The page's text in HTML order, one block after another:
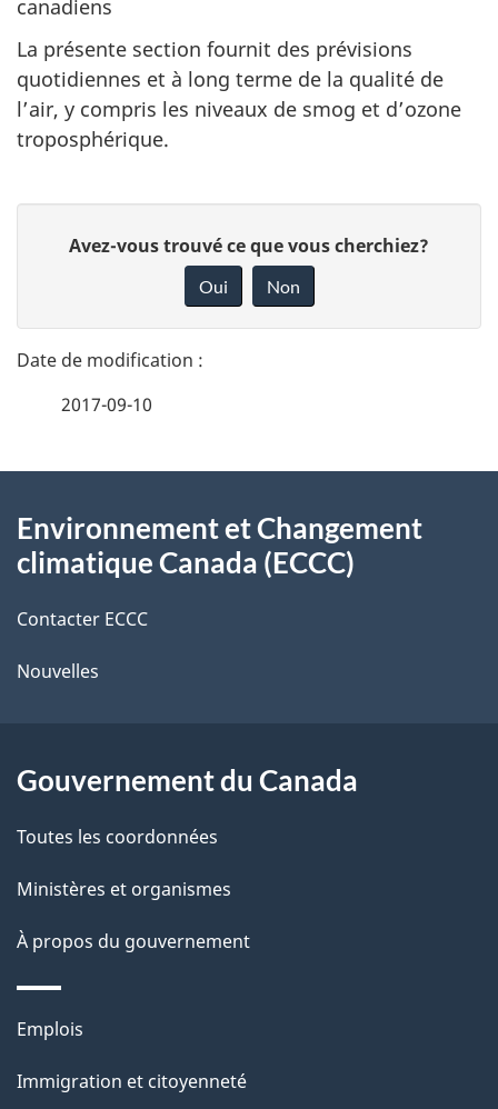
canadiens
La présente section fournit des prévisions
quotidiennes et à long terme de la qualité de
l’air, y compris les niveaux de smog et d’ozone
troposphérique.
t
a
l
s
d
e
l
a
g
e
n
o
t
r
r
t
a
c
i
o
s
u
r
Avez-vous trouvé ce que vous cherchiez?
Oui Non
2017-09-10
propos
de
ce
site
Environnement et Changement
climatique Canada (ECCC)
Contacter ECCC
Nouvelles
Gouvernement du Canada
Toutes les coordonnées
Ministères et organismes
À propos du gouvernement
Thèmes
sujets
Emplois
Immigration et citoyenneté